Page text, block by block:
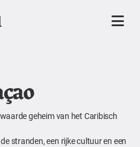
geheim van het Caribisch
stranden, een rijke cultuur en een